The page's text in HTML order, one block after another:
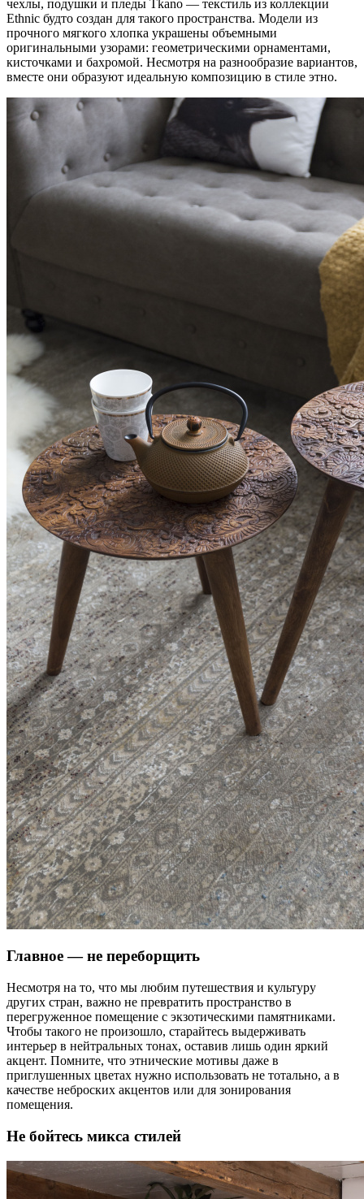
чехлы, подушки и пледы Tkano — текстиль из коллекции
Ethnic будто создан для такого пространства. Модели из
прочного мягкого хлопка украшены объемными
оригинальными узорами: геометрическими орнаментами,
кисточками и бахромой. Несмотря на разнообразие вариантов,
вместе они образуют идеальную композицию в стиле этно.
Главное — не переборщить
Несмотря на то, что мы любим путешествия и культуру
других стран, важно не превратить пространство в
перегруженное помещение с экзотическими памятниками.
Чтобы такого не произошло, старайтесь выдерживать
интерьер в нейтральных тонах, оставив лишь один яркий
акцент. Помните, что этнические мотивы даже в
приглушенных цветах нужно использовать не тотально, а в
качестве неброских акцентов или для зонирования
помещения.
Не бойтесь микса стилей